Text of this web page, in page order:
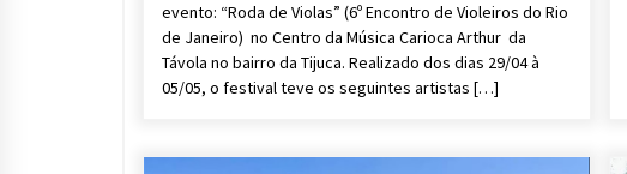
evento: “Roda de Violas” (6º Encontro de Violeiros do Rio
de Janeiro) no Centro da Música Carioca Arthur da
Távola no bairro da Tijuca. Realizado dos dias 29/04 à
05/05, o festival teve os seguintes artistas […]